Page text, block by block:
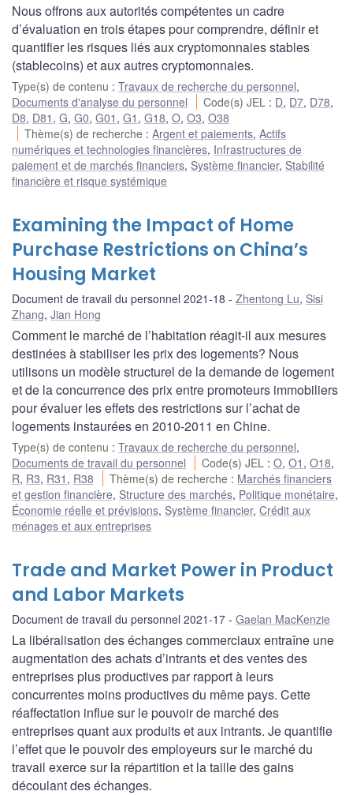
Nous offrons aux autorités compétentes un cadre
d’évaluation en trois étapes pour comprendre, définir et
quantifier les risques liés aux cryptomonnaies stables
(stablecoins) et aux autres cryptomonnaies.
Type(s) de contenu : Travaux de recherche du personnel,
Documents d'analyse du personnel
Code(s) JEL : D, D7, D78,
D8, D81 , G, G0, G01 , G1 , G18, O, O3, O38
Thème(s) de recherche :Argent et paiements,Actifs
numériques et technologies financières, Infrastructures de
paiement et de marchés financiers, Système financier, Stabilité
financière et risque systémique
Examining the Impact of Home
Purchase Restrictions on China’s
Housing Market
Document de travail du personnel 2021-18 Zhentong Lu, Sisi
Zhang, Jian Hong
Comment le marché de l’habitation réagit-il aux mesures
destinées à stabiliser les prix des logements? Nous
utilisons un modèle structurel de la demande de logement
et de la concurrence des prix entre promoteurs immobiliers
pour évaluer les effets des restrictions sur l’achat de
logements instaurées en 2010-2011 en Chine.
Type(s) de contenu : Travaux de recherche du personnel,
Documents de travail du personnel
Code(s) JEL :O,O1 ,O18,
R, R3, R31 , R38 Thème(s) de recherche : Marchés financiers
et gestion financière, Structure des marchés, Politique monétaire,
Économie réelle et prévisions, Système financier, Crédit aux
ménages et aux entreprises
Trade and Market Power in Product
and Labor Markets
Document de travail du personnel 2021-17 Gaelan MacKenzie
La libéralisation des échanges commerciaux entraîne une
augmentation des achats d’intrants et des ventes des
entreprises plus productives par rapport à leurs
concurrentes moins productives du même pays. Cette
réaffectation influe sur le pouvoir de marché des
entreprises quant aux produits et aux intrants. Je quantifie
l’effet que le pouvoir des employeurs sur le marché du
travail exerce sur la répartition et la taille des gains
découlant des échanges.